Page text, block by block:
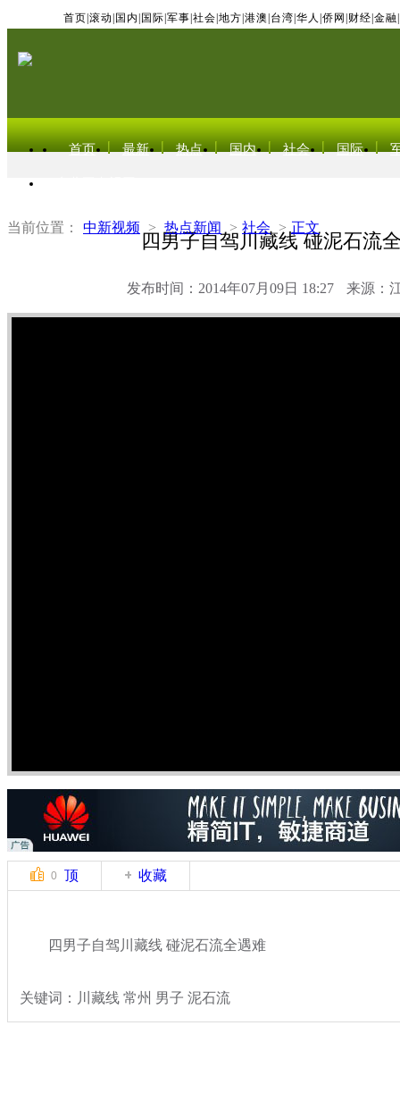
首页 滚动 国内 国际 军事 社会 地方 港澳 台湾 华人 侨网 财经 金融
首页 最新 热点 国内 社会 国际
当前位置： 中新视频 > 热点新闻 > 社会 > 正文
四男子自驾川藏线 碰泥石流
发布时间：2014年07月09日 18:27 来源：
0 顶 收藏
四男子自驾川藏线 碰泥石流全遇难
关键词：川藏线 常州 男子 泥石流